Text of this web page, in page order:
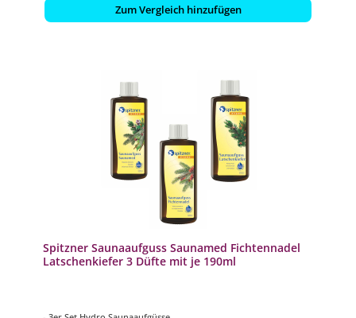
Zum Vergleich hinzufügen
Spitzner Saunaaufguss Saunamed Fichtennadel
Latschenkiefer 3 Düfte mit je 190ml